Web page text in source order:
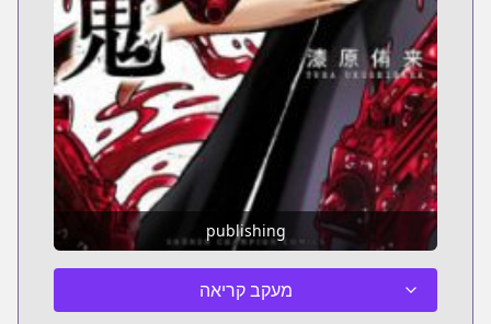
publishing
מעקב קריאה